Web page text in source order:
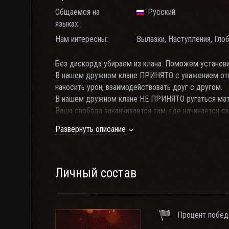
Общаемся на
языках:
Русский
Нам интересны: Вылазки, Наступления,
Без дискорда убираем из клана. Поможем
В нашем дружном клане ПРИНЯТО с уважением
наносить урон, взаимодействовать друг с другом.
В нашем дружном клане НЕ ПРИНЯТО ругаться
Ваша свобода заканчивается там, где начинается
Катаем спринты и ГК, получаем клановые шевроны
Развернуть описание
Личный состав
Процент побед